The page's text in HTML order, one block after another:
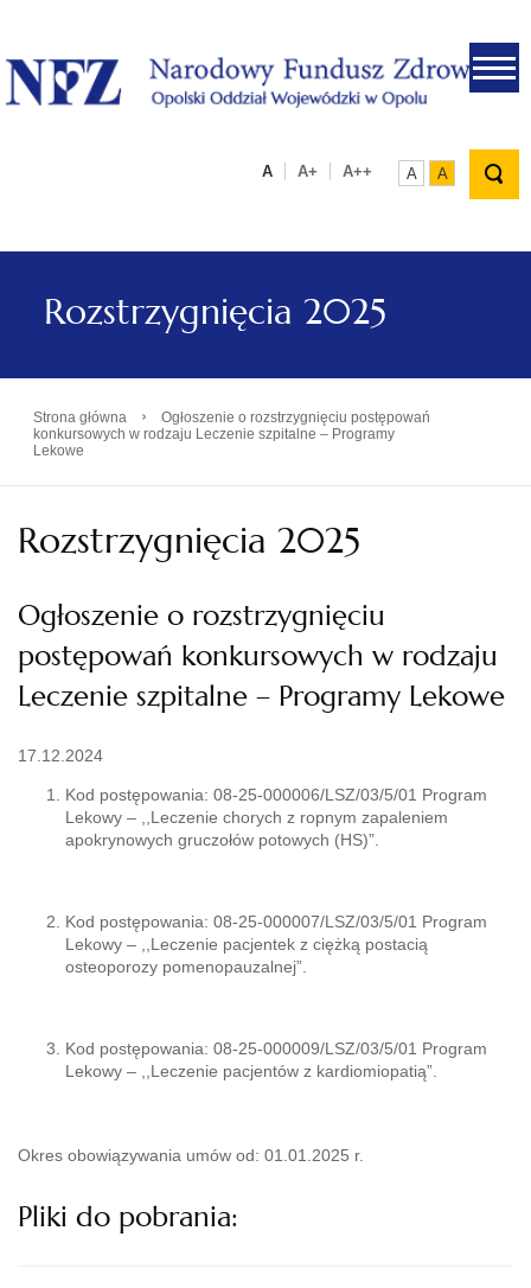
.
A A+ A++ A A
Rozstrzygnięcia 2025
Strona główna ›
Ogłoszenie o rozstrzygnięciu postępowań
konkursowych w rodzaju Leczenie szpitalne – Programy
Lekowe
Rozstrzygnięcia 2025
Ogłoszenie o rozstrzygnięciu
postępowań konkursowych w rodzaju
Leczenie szpitalne – Programy Lekowe
17.12.2024
Kod postępowania: 08-25-000006/LSZ/03/5/01 Program
Lekowy – ,,Leczenie chorych z ropnym zapaleniem
apokrynowych gruczołów potowych (HS)”.
Kod postępowania: 08-25-000007/LSZ/03/5/01 Program
Lekowy – ,,Leczenie pacjentek z ciężką postacią
osteoporozy pomenopauzalnej”.
Kod postępowania: 08-25-000009/LSZ/03/5/01 Program
Lekowy – ,,Leczenie pacjentów z kardiomiopatią”.
Okres obowiązywania umów od: 01.01.2025 r.
Pliki do pobrania: